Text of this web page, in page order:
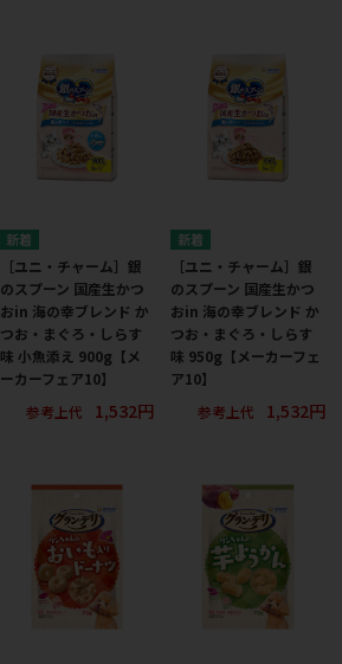
［ユニ・チャーム］銀
のスプーン 国産生かつ
おin 海の幸ブレンド か
つお・まぐろ・しらす
味 小魚添え 900g【メ
ーカーフェア10】
参考上代
1,532円
［ユニ・チャーム］銀
のスプーン 国産生かつ
おin 海の幸ブレンド か
つお・まぐろ・しらす
味 950g【メーカーフェ
ア10】
参考上代
1,532円